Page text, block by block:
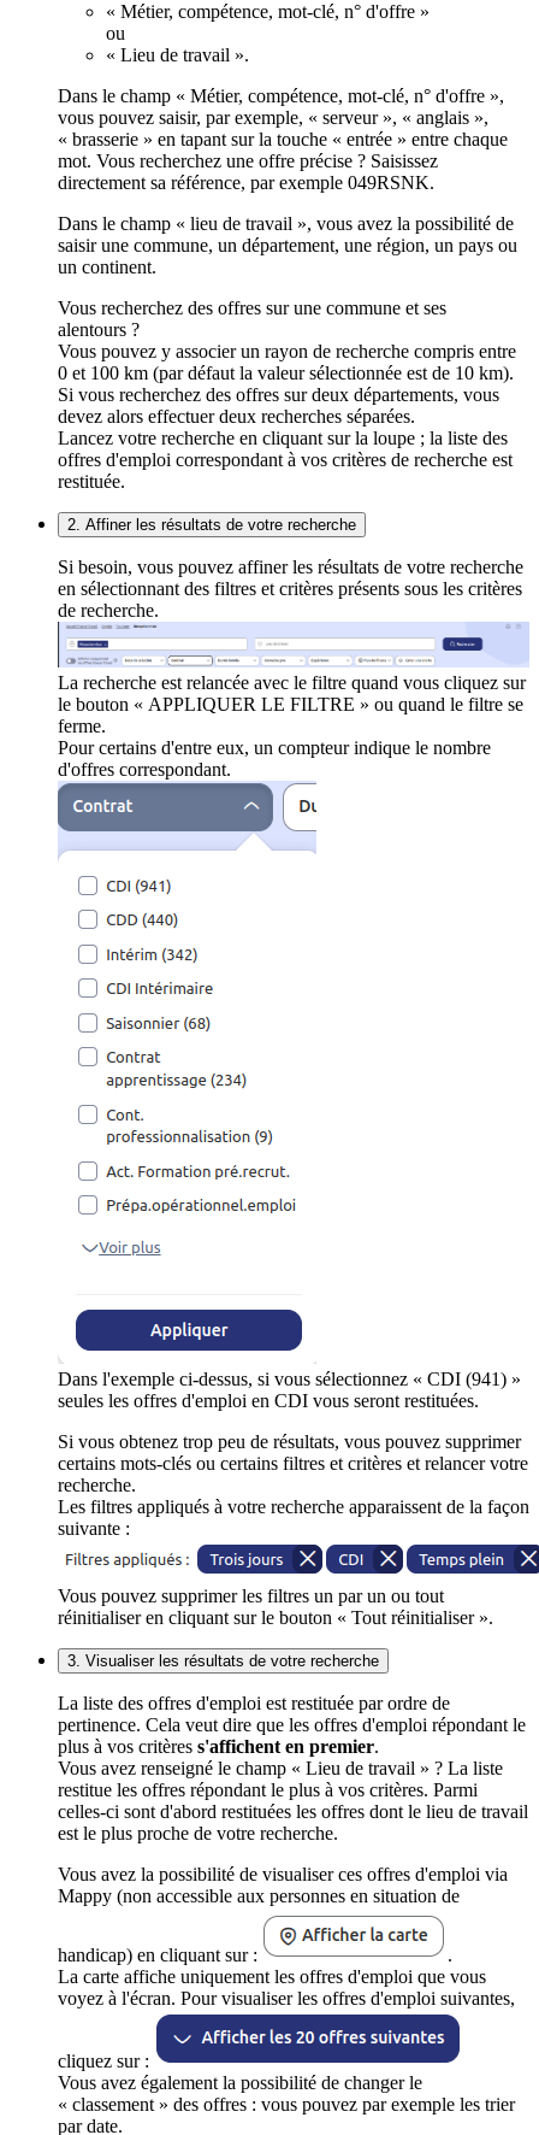
« Métier, compétence, mot-clé, n° d'offre »
ou
« Lieu de travail ».
Dans le champ « Métier, compétence, mot-clé, n° d'offre »,
vous pouvez saisir, par exemple, « serveur », « anglais »,
« brasserie » en tapant sur la touche « entrée » entre chaque
mot. Vous recherchez une offre précise ? Saisissez
directement sa référence, par exemple 049RSNK.
Dans le champ « lieu de travail », vous avez la possibilité de
saisir une commune, un département, une région, un pays ou
un continent.
Vous recherchez des offres sur une commune et ses
alentours ?
Vous pouvez y associer un rayon de recherche compris entre
0 et 100 km (par défaut la valeur sélectionnée est de 10 km).
Si vous recherchez des offres sur deux départements, vous
devez alors effectuer deux recherches séparées.
Lancez votre recherche en cliquant sur la loupe ; la liste des
offres d'emploi correspondant à vos critères de recherche est
restituée.
2. Affiner les résultats de votre recherche
Si besoin, vous pouvez affiner les résultats de votre recherche
en sélectionnant des filtres et critères présents sous les critères
de recherche.
La recherche est relancée avec le filtre quand vous cliquez sur
le bouton « APPLIQUER LE FILTRE » ou quand le filtre se
ferme.
Pour certains d'entre eux, un compteur indique le nombre
d'offres correspondant.
Dans l'exemple ci-dessus, si vous sélectionnez « CDI (941) »
seules les offres d'emploi en CDI vous seront restituées.
Si vous obtenez trop peu de résultats, vous pouvez supprimer
certains mots-clés ou certains filtres et critères et relancer votre
recherche.
Les filtres appliqués à votre recherche apparaissent de la façon
suivante :
Vous pouvez supprimer les filtres un par un ou tout
réinitialiser en cliquant sur le bouton « Tout réinitialiser ».
3. Visualiser les résultats de votre recherche
La liste des offres d'emploi est restituée par ordre de
pertinence. Cela veut dire que les offres d'emploi répondant le
plus à vos critères s'affichent en premier.
Vous avez renseigné le champ « Lieu de travail » ? La liste
restitue les offres répondant le plus à vos critères. Parmi
celles-ci sont d'abord restituées les offres dont le lieu de travail
est le plus proche de votre recherche.
Vous avez la possibilité de visualiser ces offres d'emploi via
Mappy (non accessible aux personnes en situation de
handicap) en cliquant sur :
.
La carte affiche uniquement les offres d'emploi que vous
voyez à l'écran. Pour visualiser les offres d'emploi suivantes,
cliquez sur :
Vous avez également la possibilité de changer le
« classement » des offres : vous pouvez par exemple les trier
par date.